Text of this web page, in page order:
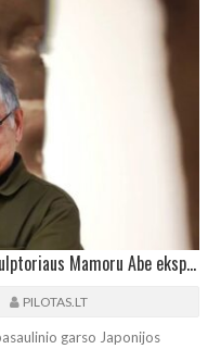
METALAS IR FILOSOFIJA: Japonijos skulptoriaus Mamoru Abe ekspozicija Užupyje
PILOTAS.LT
garso Japonijos